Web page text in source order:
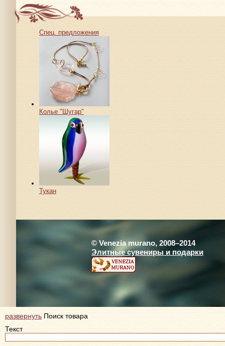
Спец. предложения
Колье "Шугар"
Тукан
© Venezia murano, 2008–2014
Элитные сувениры и подарки
развернуть Поиск товара
Текст